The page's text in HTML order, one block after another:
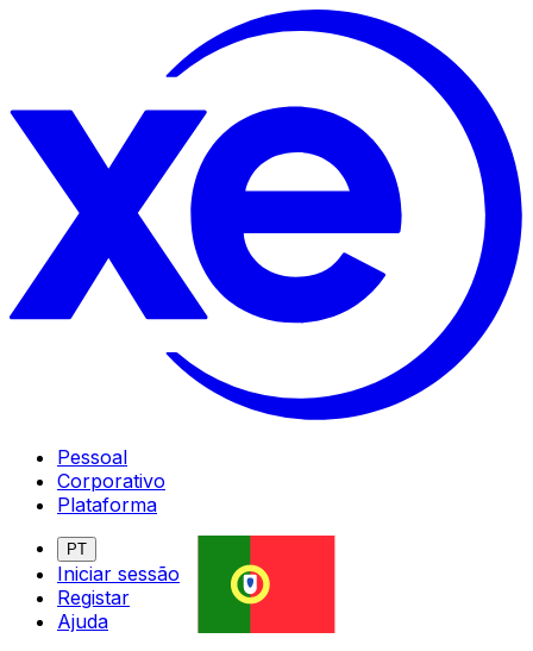
Pessoal
Corporativo
Plataforma
PT
Iniciar sessão
Registar
Ajuda